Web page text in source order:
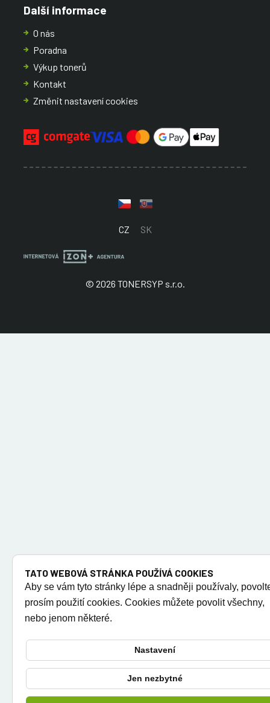
Další informace
O nás
Poradna
Výkup tonerů
Kontakt
Změnit nastavení cookies
CZ SK
© 2026 TONERSYP s.r.o.
TATO WEBOVÁ STRÁNKA POUŽÍVÁ COOKIES
Aby se vám tyto stránky lépe a snadněji používaly,
prosím použití cookies. Cookies můžete povolit všechny,
nebo jenom některé.
Nastavení
Jen nezbytné